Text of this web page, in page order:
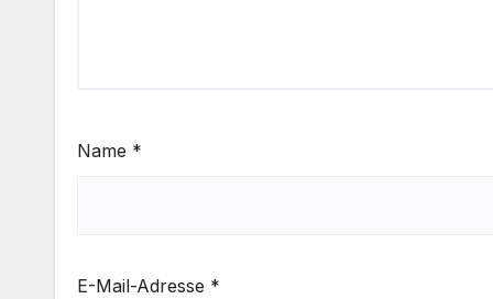
Name *
E-Mail-Adresse *